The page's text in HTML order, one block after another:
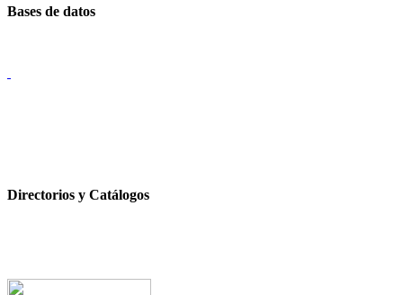
Bases de datos
Directorios y Catálogos